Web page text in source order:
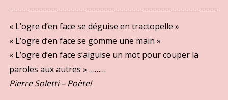
« L’ogre d’en face se déguise en tractopelle »
« L’ogre d’en face se gomme une main »
« L’ogre d’en face s’aiguise un mot pour couper la
paroles aux autres » ………
Pierre Soletti – Poète!